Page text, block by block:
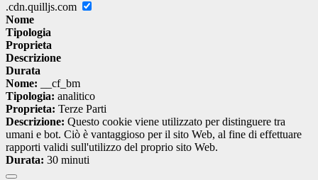
.cdn.quilljs.com
Nome
Tipologia
Proprieta
Descrizione
Durata
Nome: __cf_bm
Tipologia: analitico
Proprieta: Terze Parti
Descrizione: Questo cookie viene utilizzato per distinguere tra
umani e bot. Ciò è vantaggioso per il sito Web, al fine di effettuare
rapporti validi sull'utilizzo del proprio sito Web.
Durata: 30 minuti